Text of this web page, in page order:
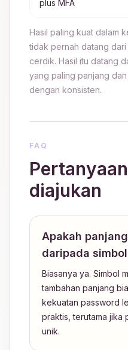
plus MFA
Hasil paling kuat dalam
tidak pernah datang
cerdik. Hasil itu datang
yang paling panjang
dengan konsisten.
FAQ
diajukan
Apakah
daripada
Biasanya ya. Simbol
tambahan panjang
kekuatan password
praktis, terutama jika
unik.